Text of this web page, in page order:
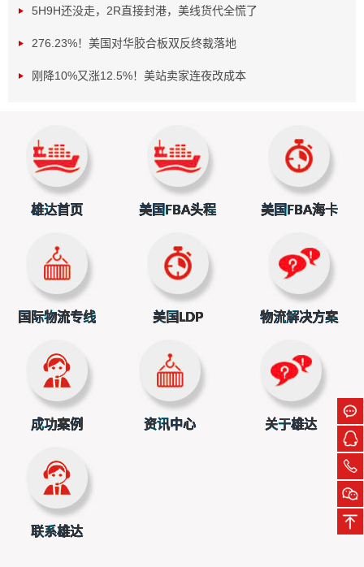
美元飙升至5.37美元。能源和运输成本不断上涨，让USPS不
这次费用调整主要针对包裹业务，像Priority Mail Ex
USPS还特意强调，和其他主要竞争对手相比，自己这8%的
附加费水平已经算很低了。毕竟，FedEx和UPS等行业巨头
早就建立了类似的燃油附加费机制。
除了成本压力，USPS还面临着资金困境。它发出警
告，要是国会不调整借款上限，现有的资金可能在一年内就
会耗尽，到时候正常的邮件投递服务都会受到影响。
5H9H还没走，2R直接封港，美线货代全慌了
276.23%！美国对华胶合板双反终裁落地
刚降10%又涨12.5%！美站卖家连夜改成本
雄达首页 美国FBA头程 美国FBA海卡
国际物流专线 美国LDP 物流解决方案
成功案例 资讯中心 关于雄达
联系雄达